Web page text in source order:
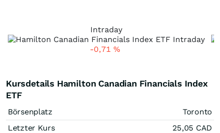
Intraday
-0,71 %
Kursdetails Hamilton Canadian Financials Index
ETF
Börsenplatz
Toronto
Letzter Kurs
25,05 CAD